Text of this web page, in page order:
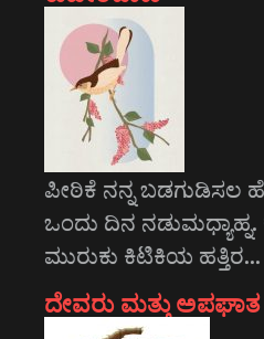
ಪೀಠಿಕೆ ನನ್ನ ಬಡಗುಡಿಸಲ
ಒಂದು ದಿನ
ಮುರುಕು ಕಿಟಿಕಿಯ ಹತ್ತಿರ…
ದೇವರು ಮತ್ತು ಅಪಘಾತ